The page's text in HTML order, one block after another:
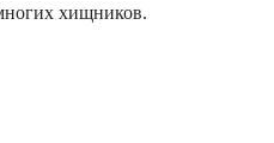
хищников.